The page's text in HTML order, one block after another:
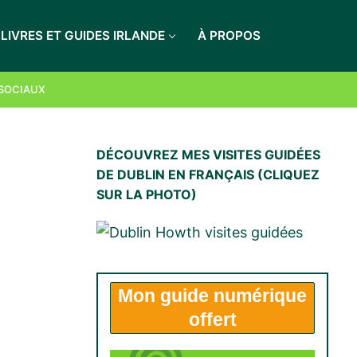
ET GUIDES IRLANDE À PROPOS
DÉCOUVREZ MES VISITES GUIDÉES
DE DUBLIN EN FRANÇAIS (CLIQUEZ
SUR LA PHOTO)
Mon guide numérique
offert
LES RECEVOIR